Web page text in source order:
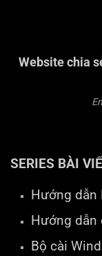
Website chia
SERIES BÀI
Hướng dẫn
Hướng dẫn
Bộ cài